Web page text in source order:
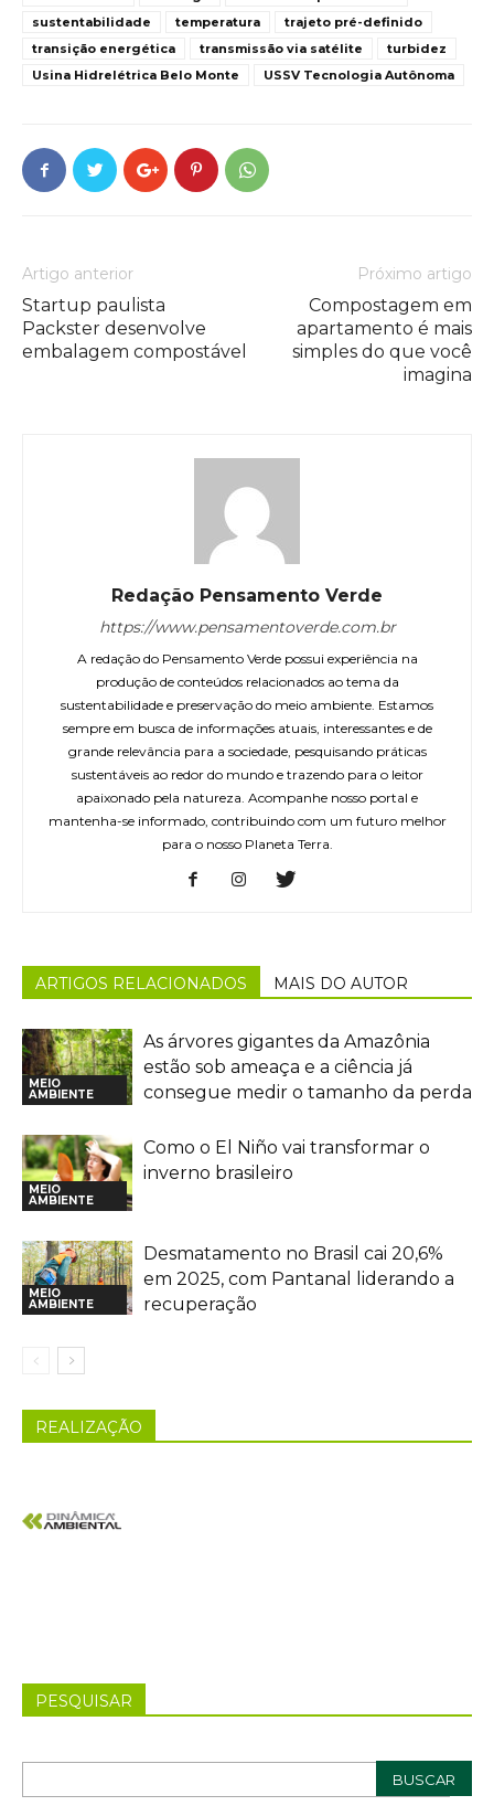
sustentabilidade
temperatura
trajeto pré-definido
transição energética
transmissão via satélite
turbidez
Usina Hidrelétrica Belo Monte
USSV Tecnologia Autônoma
Artigo anterior
Startup paulista
Packster desenvolve
embalagem compostável
Próximo artigo
Compostagem em
apartamento é mais
simples do que você
imagina
Redação Pensamento Verde
https://www.pensamentoverde.com.br
A redação do Pensamento Verde possui experiência na
produção de conteúdos relacionados ao tema da
sustentabilidade e preservação do meio ambiente. Estamos
sempre em busca de informações atuais, interessantes e de
grande relevância para a sociedade, pesquisando práticas
sustentáveis ao redor do mundo e trazendo para o leitor
apaixonado pela natureza. Acompanhe nosso portal e
mantenha-se informado, contribuindo com um futuro melhor
para o nosso Planeta Terra.
ARTIGOS RELACIONADOS MAIS DO AUTOR
MEIO
AMBIENTE
As árvores gigantes da Amazônia
estão sob ameaça e a ciência já
consegue medir o tamanho da perda
MEIO
AMBIENTE
Como o El Niño vai transformar o
inverno brasileiro
MEIO
AMBIENTE
Desmatamento no Brasil cai 20,6%
em 2025, com Pantanal liderando a
recuperação
REALIZAÇÃO
PESQUISAR